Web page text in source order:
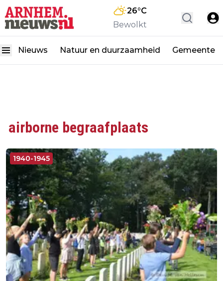
26°C
Bewolkt
Nieuws Natuur en duurzaamheid Gemeente
airborne begraafplaats
1940-1945